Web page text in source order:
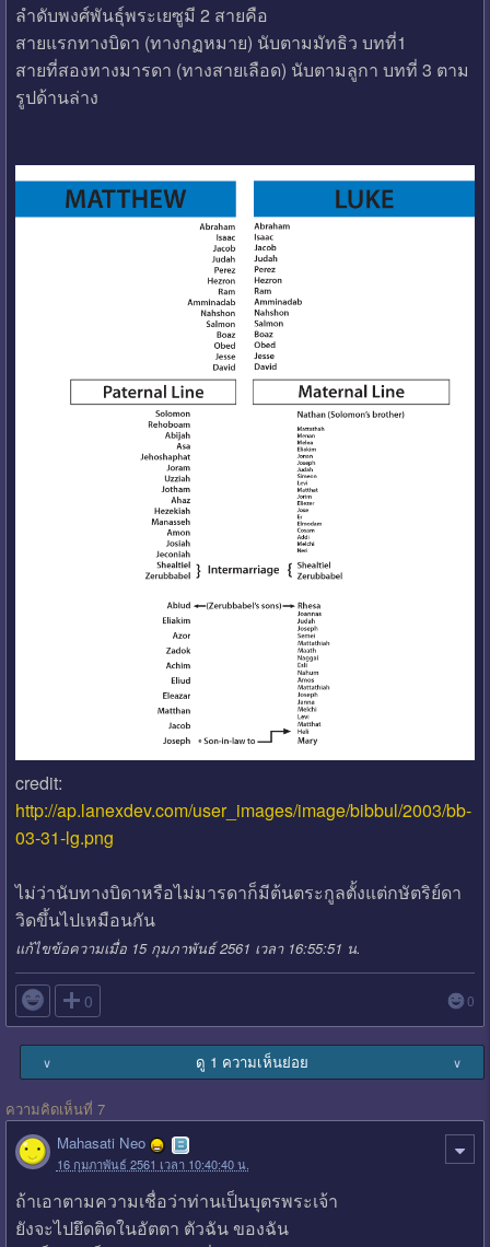
ลำดับพงศ์พันธุ์พระเยซูมี 2 สายคือ
สายแรกทางบิดา (ทางกฏหมาย) นับตามมัทธิว บทที่1
สายที่สองทางมารดา (ทางสายเลือด) นับตามลูกา บทที่ 3 ตาม
รูปด้านล่าง
credit:
http://ap.lanexdev.com/user_images/image/bibbul/2003/bb-
03-31-lg.png
ไม่ว่านับทางบิดาหรือไม่มารดาก็มีต้นตระกูลตั้งแต่กษัตริย์ดา
วิดขึ้นไปเหมือนกัน
แก้ไขข้อความเมื่อ 15 กุมภาพันธ์ 2561 เวลา 16:55:51 น.
 0 0
∨ ดู 1 ความเห็นย่อย ∨
ความคิดเห็นที่ 7
Mahasati Neo
16 กุมภาพันธ์ 2561 เวลา 10:40:40 น.
ถ้าเอาตามความเชื่อว่าท่านเป็นบุตรพระเจ้า
ยังจะไปยึดติดในอัตตา ตัวฉัน ของฉัน